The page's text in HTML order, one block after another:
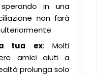
in una
non farà
tua ex: Molti
amici aiuti a
prolunga solo